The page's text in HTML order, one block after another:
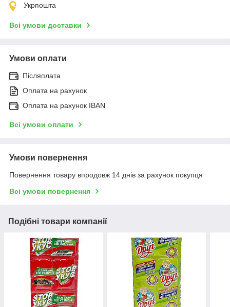
Укрпошта
Всі умови доставки
Умови оплати
Післяплата
Оплата на рахунок
Оплата на рахунок IBAN
Всі умови оплати
Умови повернення
Повернення товару впродовж 14 днів за рахунок покупця
Всі умови повернення
Подібні товари компанії